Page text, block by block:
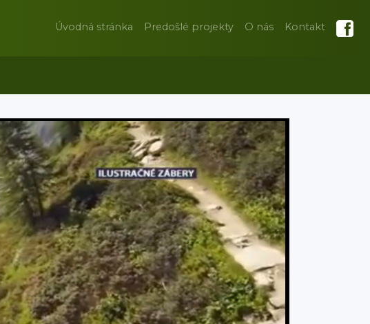
Úvodná stránka Predošlé projekty O nás Kontakt